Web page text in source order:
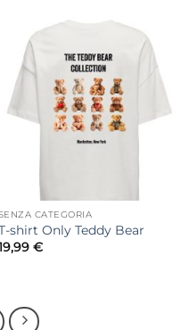
CATEGORIA
shirt Only Teddy Bear
€